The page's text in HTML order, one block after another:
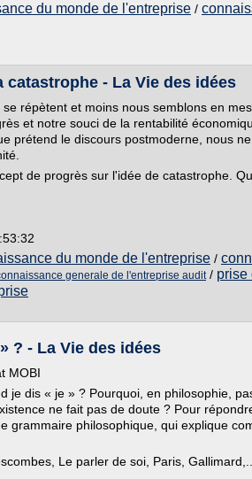
du monde de l'entreprise /
catastrophe - La Vie des idées
répètent et moins nous semblons en
et notre souci de la rentabilité
prétend le discours postmoderne, nous
de progrès sur l'idée de catastrophe.
du monde de l'entreprise /
generale de l'entreprise audit/ prise
? - La Vie des idées
MOBI
je dis « je » ? Pourquoi, en philosophie,
ne fait pas de doute ? Pour
grammaire philosophique, qui explique
Le parler de soi, Paris, Gallimard,...